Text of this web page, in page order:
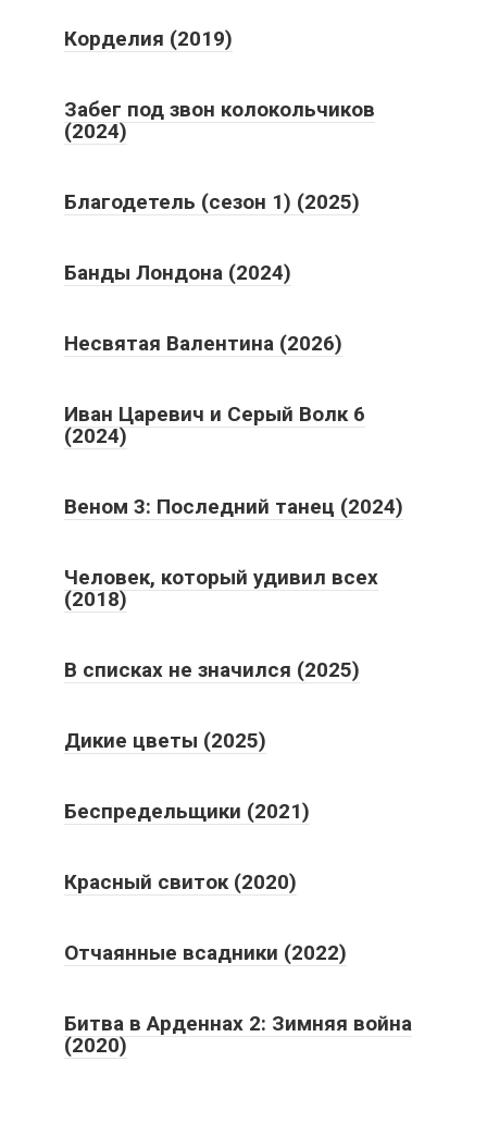
Корделия (2019)
Забег под звон колокольчиков
(2024)
Благодетель (сезон 1) (2025)
Банды Лондона (2024)
Несвятая Валентина (2026)
Иван Царевич и Серый Волк 6
(2024)
Веном 3: Последний танец (2024)
Человек, который удивил всех
(2018)
В списках не значился (2025)
Дикие цветы (2025)
Беспредельщики (2021)
Красный свиток (2020)
Отчаянные всадники (2022)
Битва в Арденнах 2: Зимняя война
(2020)